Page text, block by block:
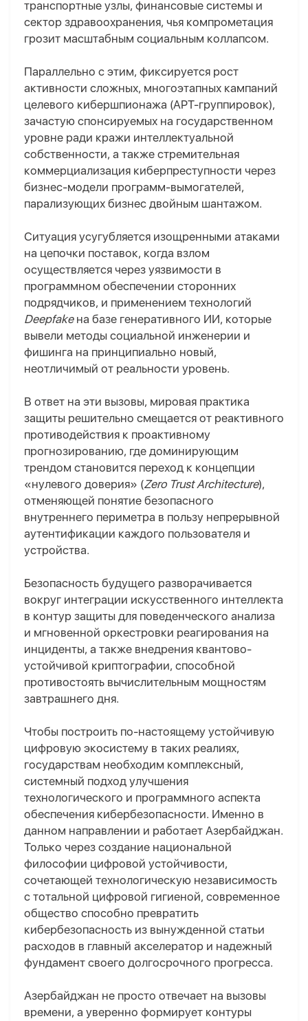
транспортные узлы, финансовые системы и
сектор здравоохранения, чья компрометация
грозит масштабным социальным коллапсом.
Параллельно с этим, фиксируется рост
активности сложных, многоэтапных кампаний
целевого кибершпионажа (APT-группировок),
зачастую спонсируемых на государственном
уровне ради кражи интеллектуальной
собственности, а также стремительная
коммерциализация киберпреступности через
бизнес-модели программ-вымогателей,
парализующих бизнес двойным шантажом.
Ситуация усугубляется изощренными атаками
на цепочки поставок, когда взлом
осуществляется через уязвимости в
программном обеспечении сторонних
подрядчиков, и применением технологий
Deepfakeна базе генеративного ИИ, которые
вывели методы социальной инженерии и
фишинга на принципиально новый,
неотличимый от реальности уровень.
В ответ на эти вызовы, мировая практика
защиты решительно смещается от реактивного
противодействия к проактивному
прогнозированию, где доминирующим
трендом становится переход к концепции
«нулевого доверия» (Zero Trust Architecture),
отменяющей понятие безопасного
внутреннего периметра в пользу непрерывной
аутентификации каждого пользователя и
устройства.
Безопасность будущего разворачивается
вокруг интеграции искусственного интеллекта
в контур защиты для поведенческого анализа
и мгновенной оркестровки реагирования на
инциденты, а также внедрения квантово-
устойчивой криптографии, способной
противостоять вычислительным мощностям
завтрашнего дня.
Чтобы построить по-настоящему устойчивую
цифровую экосистему в таких реалиях,
государствам необходим комплексный,
системный подход улучшения
технологического и программного аспекта
обеспечения кибербезопасности. Именно в
данном направлении и работает Азербайджан.
Только через создание национальной
философии цифровой устойчивости,
сочетающей технологическую независимость
с тотальной цифровой гигиеной, современное
общество способно превратить
кибербезопасность из вынужденной статьи
расходов в главный акселератор и надежный
фундамент своего долгосрочного прогресса.
Азербайджан не просто отвечает на вызовы
времени, а уверенно формирует контуры